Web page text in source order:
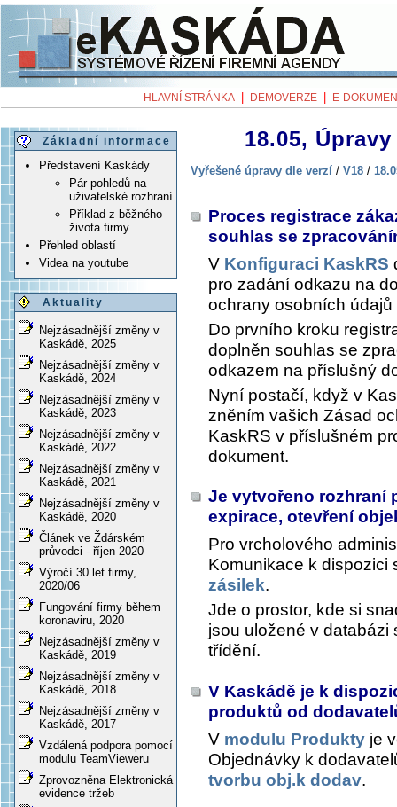
HLAVNÍ STRÁNKA DEMOVERZE E-
Základní informace
Představení Kaskády
Pár pohledů na
uživatelské rozhraní
Příklad z běžného
života firmy
Přehled oblastí
Videa na youtube
Aktuality
Nejzásadnější změny v
Kaskádě, 2025
Nejzásadnější změny v
Kaskádě, 2024
Nejzásadnější změny v
Kaskádě, 2023
Nejzásadnější změny v
Kaskádě, 2022
Nejzásadnější změny v
Kaskádě, 2021
Nejzásadnější změny v
Kaskádě, 2020
Článek ve Ždárském
průvodci - říjen 2020
Výročí 30 let firmy,
2020/06
Fungování firmy během
koronaviru, 2020
Nejzásadnější změny v
Kaskádě, 2019
Nejzásadnější změny v
Kaskádě, 2018
Nejzásadnější změny v
Kaskádě, 2017
Vzdálená podpora pomocí
modulu TeamVieweru
Zprovozněna Elektronická
evidence tržeb
18.05,
Vyřešené úpravy dle verzí / V18 /
Proces registrace
souhlas se
V Konfiguraci KaskRS
pro zadání odkazu na
ochrany osobních údajů
Do prvního kroku
doplněn souhlas se
odkazem na příslušný
Nyní postačí, když v
zněním vašich Zásad
KaskRS v příslušném
dokument.
Je vytvořeno rozhraní
expirace, otevření
Pro vrcholového
Komunikace k dispozici
zásilek.
Jde o prostor, kde si
jsou uložené v databázi
třídění.
V Kaskádě je k
produktů od
V modulu Produkty je
Objednávky k
tvorbu obj.k dodav.